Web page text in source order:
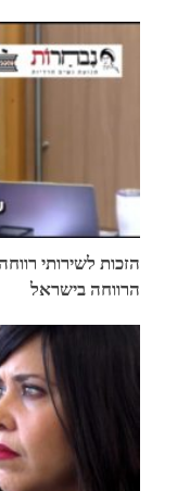
הזכות לשירותי
הרווחה בישראל